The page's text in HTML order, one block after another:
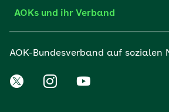
AOKs und ihr Verband
AOK-Bundesverband auf sozialen